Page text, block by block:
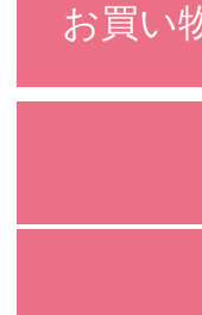
お買い